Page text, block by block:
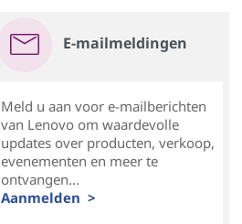
E-mailmeldingen
Meld u aan voor e-mailberichten
van Lenovo om waardevolle
updates over producten, verkoop,
evenementen en meer te
ontvangen...
Aanmelden >